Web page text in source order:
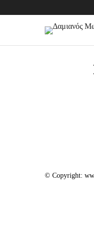
© Copyright: